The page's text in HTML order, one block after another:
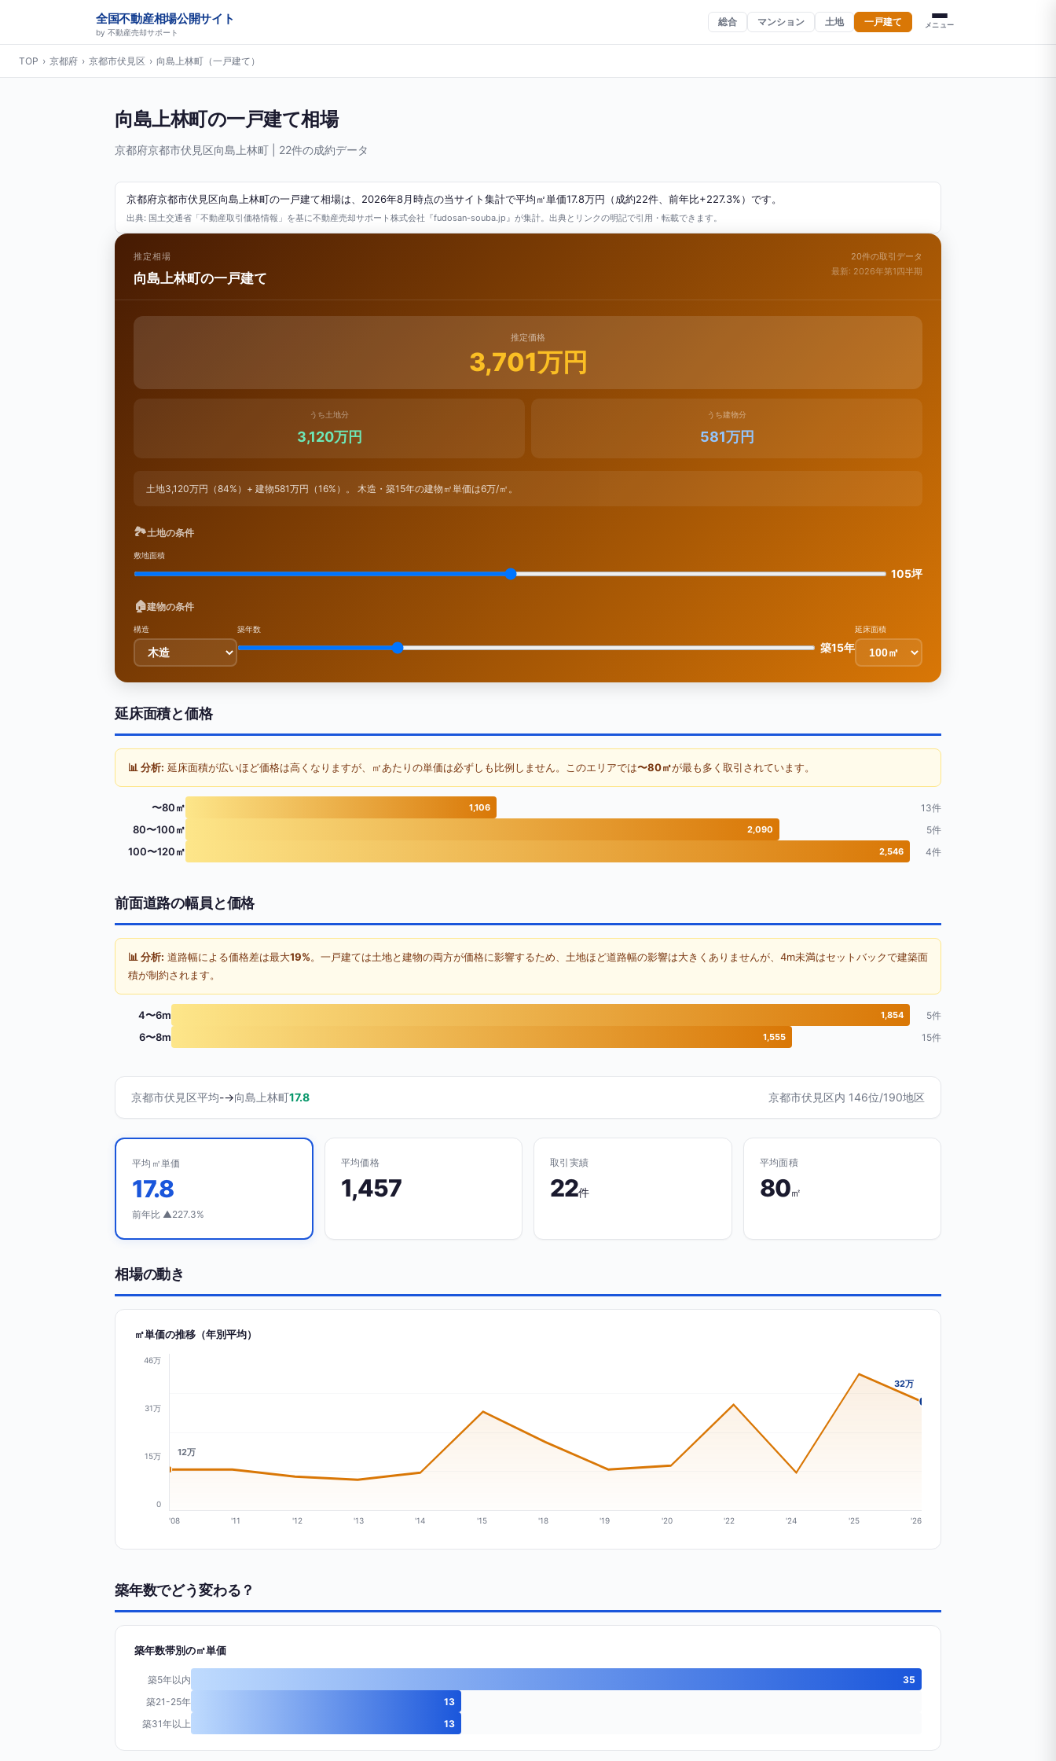
全国不動産相場公開サイト
by 不動産売却サポート
総合 マンション 土地 一戸建て メニュー
TOP › 京都府 › 京都市伏見区 › 向島上林町（一戸建て）
向島上林町の一戸建て相場
京都府京都市伏見区向島上林町 | 22件の成約データ
京都府京都市伏見区向島上林町の一戸建て相場は、2026年8月時点の当サイト集計で平均㎡単価17.8万円（成約22件、前年比+227.3%）です。
出典: 国土交通省「不動産取引価格情報」を基に不動産売却サポート株式会社『fudosan-souba.jp』が集計。出典とリンクの明記で引用・転載できます。
推定相場
向島上林町の一戸建て
20件の取引データ
最新: 2026年第1四半期
推定価格
3,701万円
うち土地分
3,120万円
うち建物分
581万円
土地3,120万円（84%）+ 建物581万円（16%）。 木造・築15年の建物㎡単価は6万/㎡。
🏞土地の条件
敷地面積
105坪
🏠建物の条件
構造 築年数
築15年
延床面積
延床面積と価格
📊 分析: 延床面積が広いほど価格は高くなりますが、㎡あたりの単価は必ずしも比例しません。このエリアでは〜80㎡が最も多く取引されています。
〜80㎡ 1,106 13件
80〜100㎡ 2,090 5件
100〜120㎡ 2,546 4件
前面道路の幅員と価格
📊 分析: 道路幅による価格差は最大19%。一戸建ては土地と建物の両方が価格に影響するため、土地ほど道路幅の影響は大きくありませんが、4m未満はセットバックで建築面
積が制約されます。
4〜6m 1,854 5件
6〜8m 1,555 15件
京都市伏見区平均-→向島上林町17.8 京都市伏見区内 146位/190地区
平均㎡単価
17.8
前年比 ▲227.3%
平均価格
1,457
取引実績
22件
平均面積
80㎡
相場の動き
㎡単価の推移（年別平均）
46万
31万
15万
0
12万
32万
'08 '11 '12 '13 '14 '15 '18 '19 '20 '22 '24 '25 '26
築年数でどう変わる？
築年数帯別の㎡単価
築5年以内
35
築21-25年
13
築31年以上
13